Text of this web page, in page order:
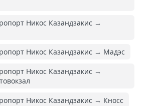
Никос Казандзакис →
Никос Казандзакис → Мадэс
Никос Казандзакис →
Никос Казандзакис → Кносс